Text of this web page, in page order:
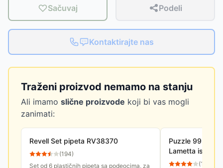
Sačuvaj Podeli
Kontaktirajte nas
Traženi proizvod nemamo na stanju
Ali imamo slične proizvode koji bi vas mogli
zanimati:
Revell Set pipeta RV38370
(194)
Set od 6 plastičnih pipeta sa podeocima, za
Puzzle 99
Lametta is the
Ravensburger
(14